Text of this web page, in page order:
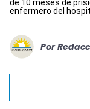
de 10 meses de
enfermero del
Por